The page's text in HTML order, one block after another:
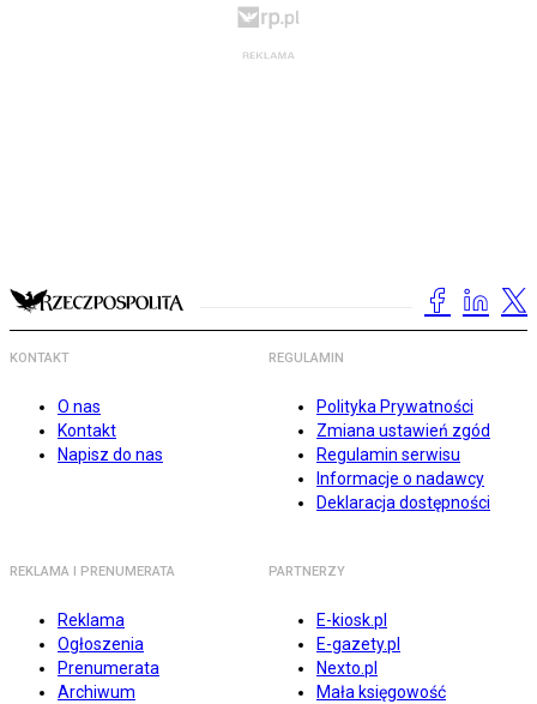
KONTAKT
O nas
Kontakt
Napisz do nas
REGULAMIN
Polityka Prywatności
Zmiana ustawień zgód
Regulamin serwisu
Informacje o nadawcy
Deklaracja dostępności
REKLAMA I PRENUMERATA
Reklama
Ogłoszenia
Prenumerata
Archiwum
PARTNERZY
E-kiosk.pl
E-gazety.pl
Nexto.pl
Mała księgowość